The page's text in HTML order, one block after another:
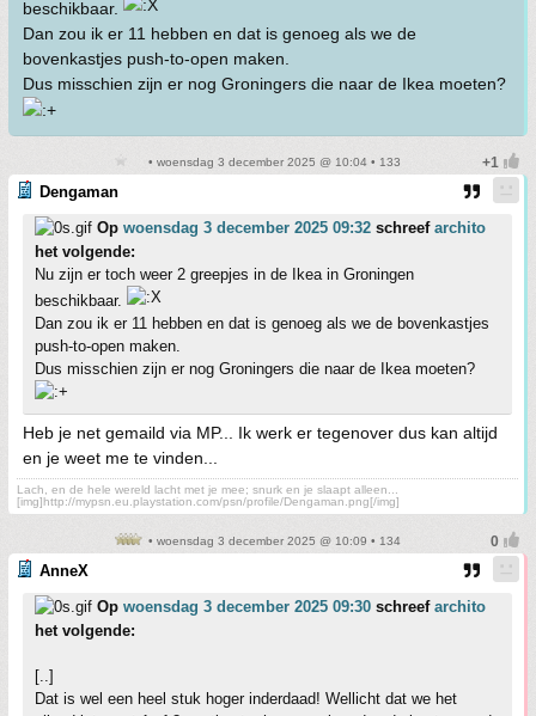
beschikbaar.
Dan zou ik er 11 hebben en dat is genoeg als we de
bovenkastjes push-to-open maken.
Dus misschien zijn er nog Groningers die naar de Ikea moeten?
• woensdag 3 december 2025 @ 10:04 • 133
Dengaman
Op woensdag 3 december 2025 09:32 schreef archito
het volgende:
Nu zijn er toch weer 2 greepjes in de Ikea in Groningen
beschikbaar.
Dan zou ik er 11 hebben en dat is genoeg als we de bovenkastjes
push-to-open maken.
Dus misschien zijn er nog Groningers die naar de Ikea moeten?
Heb je net gemaild via MP... Ik werk er tegenover dus kan altijd
en je weet me te vinden...
Lach, en de hele wereld lacht met je mee; snurk en je slaapt alleen...
[img]http://mypsn.eu.playstation.com/psn/profile/Dengaman.png[/img]
• woensdag 3 december 2025 @ 10:09 • 134
AnneX
Op woensdag 3 december 2025 09:30 schreef archito
het volgende:
[..]
Dat is wel een heel stuk hoger inderdaad! Wellicht dat we het